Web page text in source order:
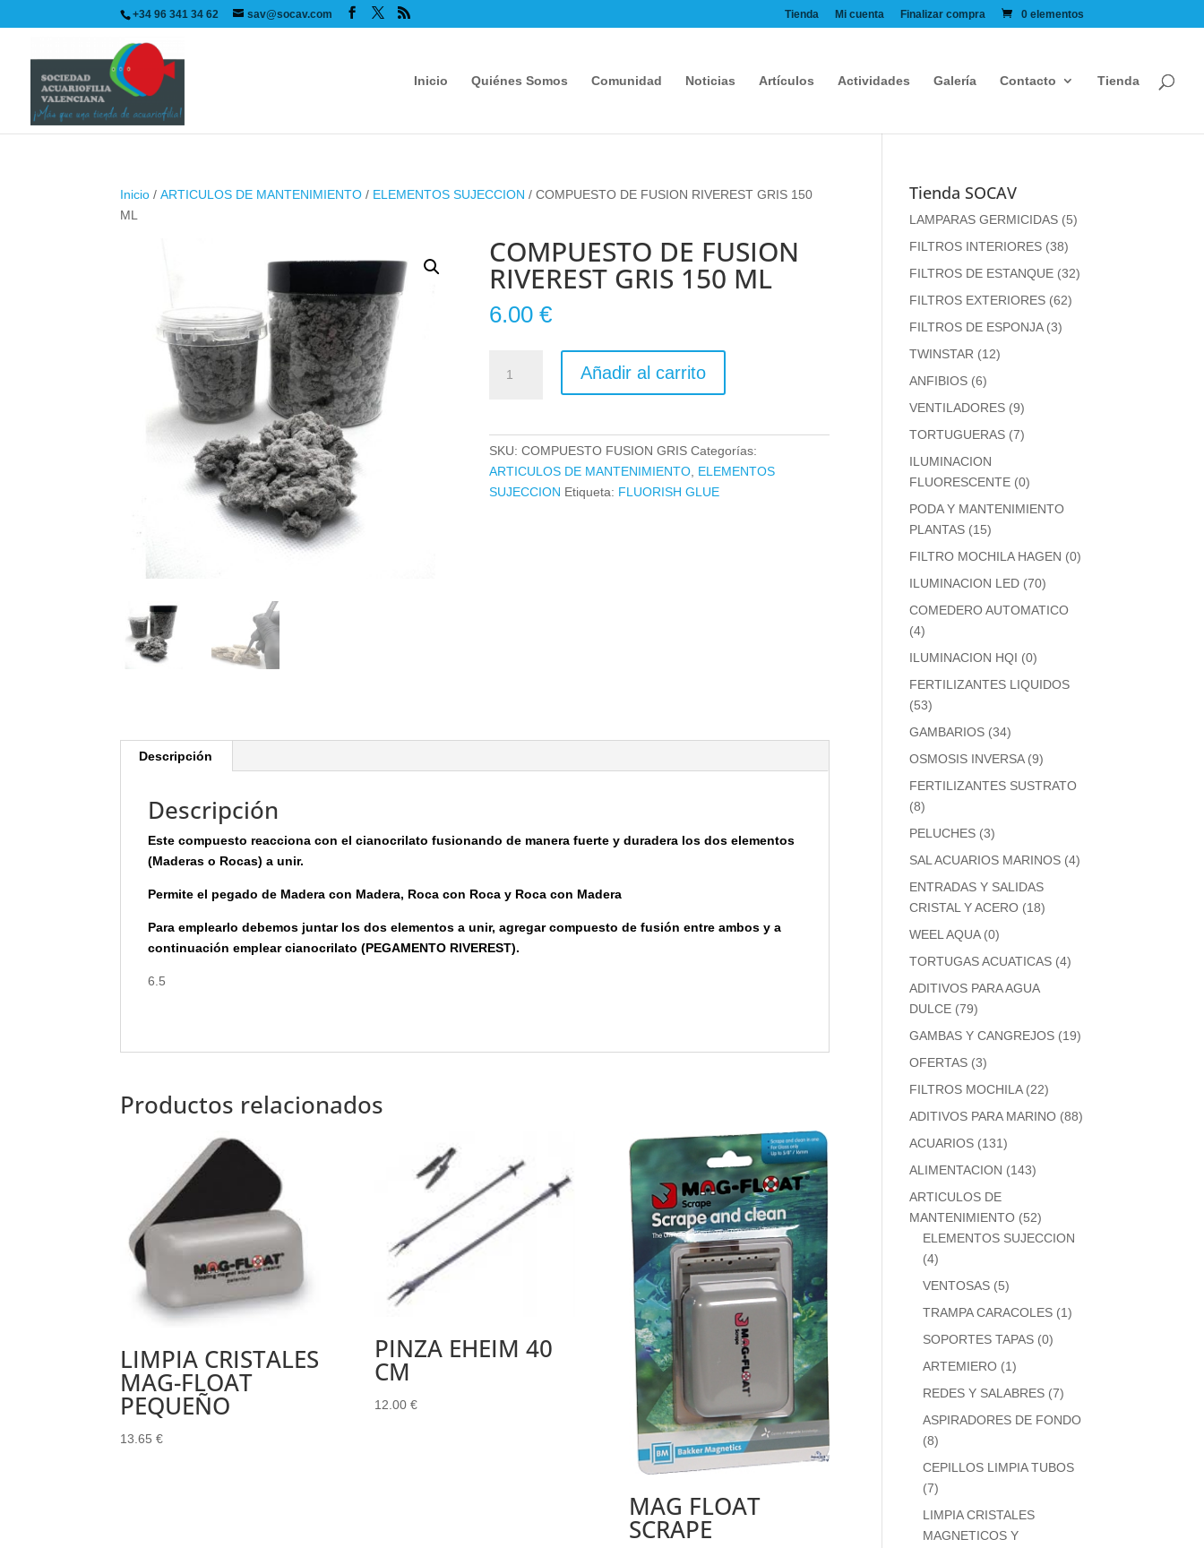
+34 96 341 34 62 sav@socav.com Tienda Mi cuenta Finalizar compra 0 elementos
Inicio Quiénes Somos Comunidad Noticias Artículos Actividades Galería Contacto Tienda
Inicio /ARTICULOS DE MANTENIMIENTO / ELEMENTOS SUJECCION / COMPUESTO DE FUSION RIVEREST GRIS 150
ML
COMPUESTO DE FUSION
RIVEREST GRIS 150 ML
6.00€
Añadir al carrito
SKU:COMPUESTO FUSION GRIS Categorías:
ARTICULOS DE MANTENIMIENTO ELEMENTOS
SUJECCION Etiqueta: FLUORISH GLUE
Descripción
Descripción
Este compuesto reacciona con el cianocrilato fusionando de manera fuerte y duradera los dos elementos
(Maderas o Rocas) a unir.
Permite el pegado de Madera con Madera, Roca con Roca y Roca con Madera
Para emplearlo debemos juntar los dos elementos a unir, agregar compuesto de fusión entre ambos y a
continuación emplear cianocrilato (PEGAMENTO RIVEREST).
6.5
Productos relacionados
LIMPIA CRISTALES
MAG-FLOAT
PEQUEÑO
13.65€
PINZA EHEIM 40
CM
12.00 €
MAG FLOAT
SCRAPE
Tienda SOCAV
LAMPARAS GERMICIDAS (5)
FILTROS INTERIORES (38)
FILTROS DE ESTANQUE (32)
FILTROS EXTERIORES (62)
FILTROS DE ESPONJA (3)
TWINSTAR (12)
ANFIBIOS (6)
VENTILADORES (9)
TORTUGUERAS (7)
ILUMINACION
FLUORESCENTE (0)
PODA Y MANTENIMIENTO
PLANTAS (15)
FILTRO MOCHILA HAGEN (0)
ILUMINACION LED (70)
COMEDERO AUTOMATICO
(4)
ILUMINACION HQI (0)
FERTILIZANTES LIQUIDOS
(53)
GAMBARIOS (34)
OSMOSIS INVERSA (9)
FERTILIZANTES SUSTRATO
(8)
PELUCHES (3)
SAL ACUARIOS MARINOS (4)
ENTRADAS Y SALIDAS
CRISTAL Y ACERO (18)
WEEL AQUA (0)
TORTUGAS ACUATICAS (4)
ADITIVOS PARA AGUA
DULCE (79)
GAMBAS Y CANGREJOS (19)
OFERTAS (3)
FILTROS MOCHILA (22)
ADITIVOS PARA MARINO (88)
ACUARIOS (131)
ALIMENTACION (143)
ARTICULOS DE
MANTENIMIENTO (52)
ELEMENTOS SUJECCION
(4)
VENTOSAS (5)
TRAMPA CARACOLES (1)
SOPORTES TAPAS (0)
ARTEMIERO (1)
REDES Y SALABRES (7)
ASPIRADORES DE FONDO
(8)
CEPILLOS LIMPIA TUBOS
(7)
LIMPIA CRISTALES
MAGNETICOS Y